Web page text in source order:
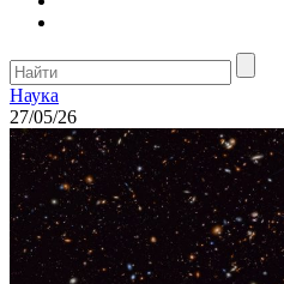
Наука
27/05/26